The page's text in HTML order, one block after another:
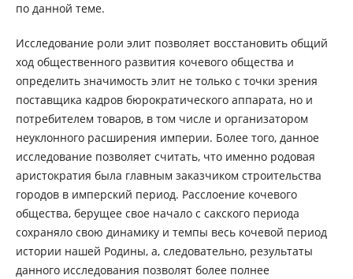
по данной теме.
Исследование роли элит позволяет восстановить общий
ход общественного развития кочевого общества и
определить значимость элит не только с точки зрения
поставщика кадров бюрократического аппарата, но и
потребителем товаров, в том числе и организатором
неуклонного расширения империи. Более того, данное
исследование позволяет считать, что именно родовая
аристократия была главным заказчиком строительства
городов в имперский период. Расслоение кочевого
общества, берущее свое начало с сакского периода
сохраняло свою динамику и темпы весь кочевой период
истории нашей Родины, а, следовательно, результаты
данного исследования позволят более полнее